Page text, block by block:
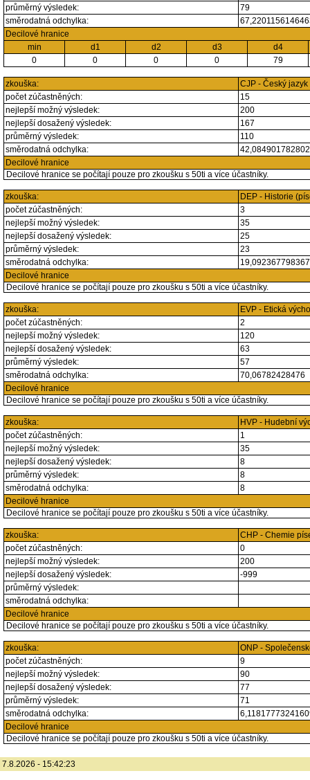
průměrný výsledek:
79
směrodatná odchylka:
Decilové hranice
min
d1 d2 d3
d4
0
0 0 0 79
zkouška:
CJP - Český jazyk
počet zúčastněných:
15
nejlepší možný výsledek:
200
nejlepší dosažený výsledek:
167
průměrný výsledek:
110
směrodatná odchylka:
Decilové hranice
Decilové hranice se počítají pouze pro zkoušku s 50ti a více účastníky.
zkouška:
DEP - Historie
počet zúčastněných:
3
nejlepší možný výsledek:
35
nejlepší dosažený výsledek:
25
průměrný výsledek:
23
směrodatná odchylka:
Decilové hranice
Decilové hranice se počítají pouze pro zkoušku s 50ti a více účastníky.
zkouška:
EVP - Etická
počet zúčastněných:
2
nejlepší možný výsledek:
120
nejlepší dosažený výsledek:
63
průměrný výsledek:
57
směrodatná odchylka:
70,06782428476
Decilové hranice
Decilové hranice se počítají pouze pro zkoušku s 50ti a více účastníky.
zkouška:
HVP - Hudební
počet zúčastněných:
1
nejlepší možný výsledek:
35
nejlepší dosažený výsledek:
8
průměrný výsledek:
8
směrodatná odchylka:
8
Decilové hranice
Decilové hranice se počítají pouze pro zkoušku s 50ti a více účastníky.
zkouška:
CHP - Chemie
počet zúčastněných:
0
nejlepší možný výsledek:
200
nejlepší dosažený výsledek:
-999
průměrný výsledek:
směrodatná odchylka:
Decilové hranice
Decilové hranice se počítají pouze pro zkoušku s 50ti a více účastníky.
zkouška:
ONP -
počet zúčastněných:
9
nejlepší možný výsledek:
90
nejlepší dosažený výsledek:
77
průměrný výsledek:
71
směrodatná odchylka:
Decilové hranice
Decilové hranice se počítají pouze pro zkoušku s 50ti a více účastníky.
7.8.2026 - 15:42:23